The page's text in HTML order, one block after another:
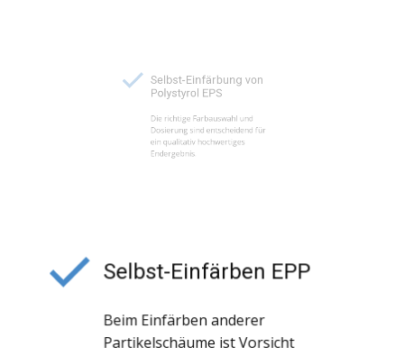
Polystyrol EPS
Die richtige Farbauswahl und
Dosierung sind entscheidend für
ein qualitativ hochwertiges
Selbst-Einfärben EPP
Beim Einfärben anderer
Partikelschäume ist Vorsicht